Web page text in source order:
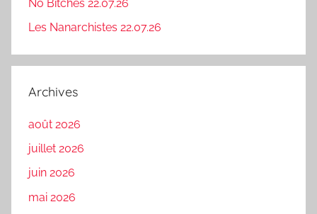
No Bitches 22.07.26
Les Nanarchistes 22.07.26
Archives
août 2026
juillet 2026
juin 2026
mai 2026